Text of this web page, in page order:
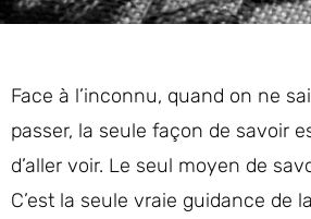
Face à l’inconnu, quand on ne
passer, la seule façon de savoir
d’aller voir. Le seul moyen de
C’est la seule vraie guidance de